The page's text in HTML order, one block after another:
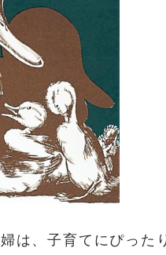
は、子育てにぴった